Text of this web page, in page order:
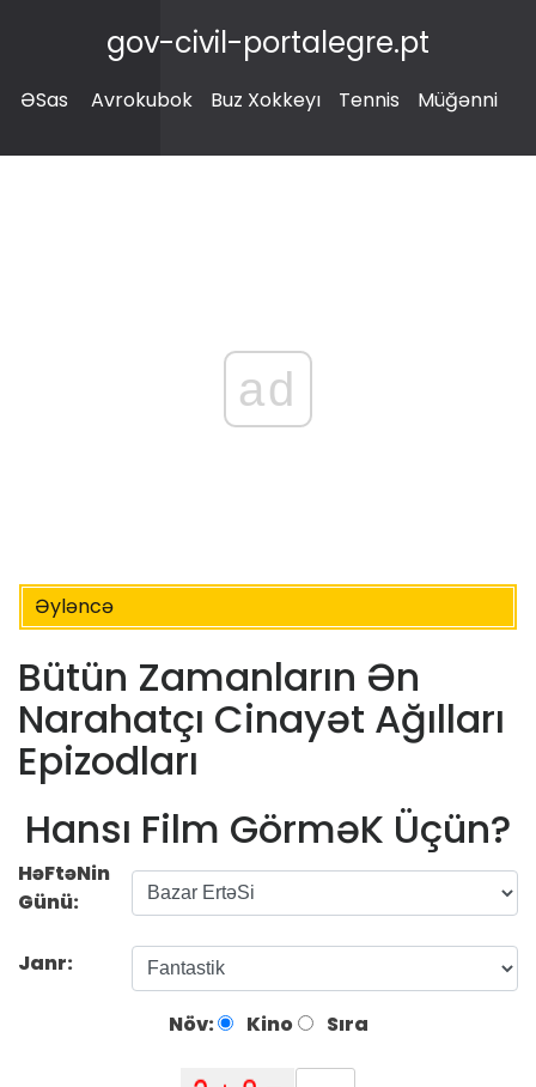
gov-civil-portalegre.pt
ƏSas Avrokubok Buz Xokkeyı Tennis Müğənni
ad
Əyləncə
Bütün Zamanların Ən
Narahatçı Cinayət Ağılları
Epizodları
Hansı Film GörməK Üçün?
HəFtəNin
Günü:
Janr:
Növ: Kino Sıra